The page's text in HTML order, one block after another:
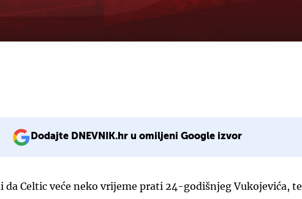
Dodajte DNEVNIK.hr u omiljeni Google izvor
da Celtic veće neko vrijeme prati 24-godišnjeg Vukojevića, te